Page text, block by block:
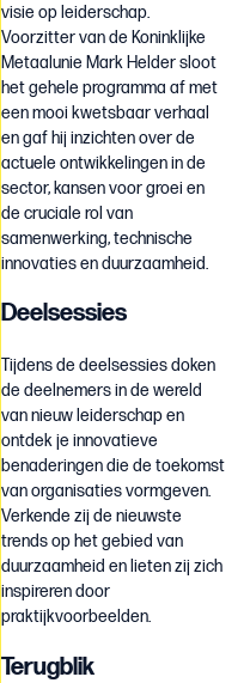
visie op leiderschap.
Voorzitter van de Koninklijke
Metaalunie Mark Helder sloot
het gehele programma af met
een mooi kwetsbaar verhaal
en gaf hij inzichten over de
actuele ontwikkelingen in de
sector, kansen voor groei en
de cruciale rol van
samenwerking, technische
innovaties en duurzaamheid.
Deelsessies
Tijdens de deelsessies doken
de deelnemers in de wereld
van nieuw leiderschap en
ontdek je innovatieve
benaderingen die de toekomst
van organisaties vormgeven.
Verkende zij de nieuwste
trends op het gebied van
duurzaamheid en lieten zij zich
inspireren door
praktijkvoorbeelden.
Terugblik